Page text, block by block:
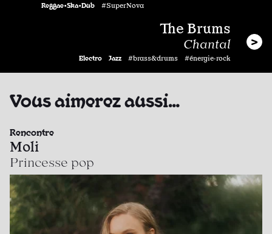
Reggae•Ska•Dub #SuperNova
The Brums
Chantal
Electro Jazz #brass&drums #énergie·rock
Vous aimerez aussi…
Rencontre
Moli
Princesse pop